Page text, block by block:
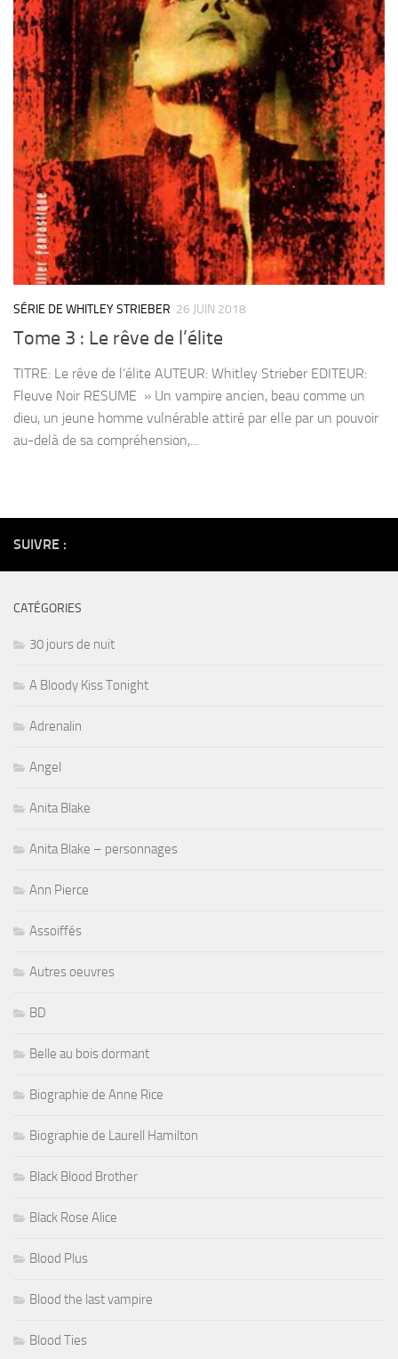
SÉRIE DE WHITLEY STRIEBER 26 JUIN 2018
Tome 3 : Le rêve de l’élite
TITRE: Le rêve de l’élite AUTEUR: Whitley Strieber EDITEUR:
Fleuve Noir RESUME » Un vampire ancien, beau comme un
dieu, un jeune homme vulnérable attiré par elle par un pouvoir
au-delà de sa compréhension,...
SUIVRE :
CATÉGORIES
30 jours de nuit
A Bloody Kiss Tonight
Adrenalin
Angel
Anita Blake
Anita Blake – personnages
Ann Pierce
Assoiffés
Autres oeuvres
BD
Belle au bois dormant
Biographie de Anne Rice
Biographie de Laurell Hamilton
Black Blood Brother
Black Rose Alice
Blood Plus
Blood the last vampire
Blood Ties